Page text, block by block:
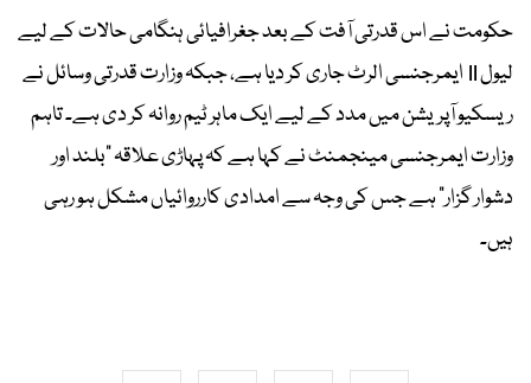
حکومت نے اس قدرتی آفت کے بعد جغرافیائی ہنگامی حالات کے لیے
لیول II ایمرجنسی الرٹ جاری کر دیا ہے، جبکہ وزارت قدرتی وسائل نے
ریسکیو آپریشن میں مدد کے لیے ایک ماہر ٹیم روانہ کر دی ہے۔ تاہم
وزارت ایمرجنسی مینجمنٹ نے کہا ہے کہ پہاڑی علاقہ "بلند اور
دشوار گزار" ہے جس کی وجہ سے امدادی کارروائیاں مشکل ہو رہی
ہیں۔